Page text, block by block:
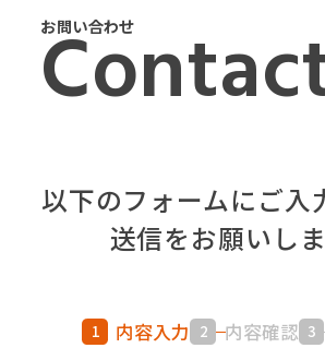
お問い合わせ
以下のフォームにご入
送信をお願いしま
内容入力 内容確認